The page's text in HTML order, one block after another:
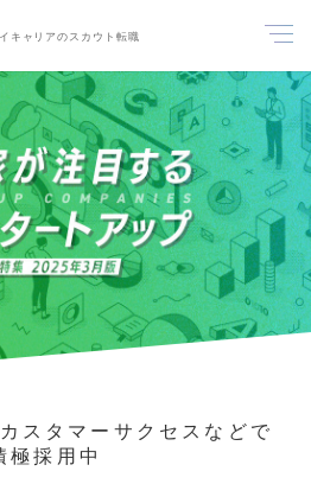
キャリアのスカウト転職
スタマーサクセスなどで
極採用中